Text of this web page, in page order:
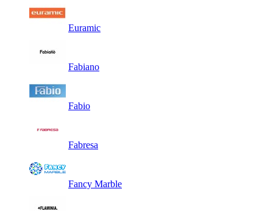
Euramic
Fabiano
Fabio
Fabresa
Fancy Marble